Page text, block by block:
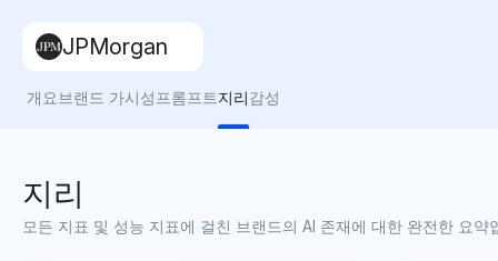
JPMorgan
개요 브랜드 가시성 프롬프트지리감성
지리
모든 지표 및 성능 지표에 걸친 브랜드의 AI 존재에 대한 완전한 요약